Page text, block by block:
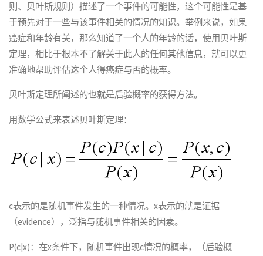
则、贝叶斯规则）描述了一个事件的可能性，这个可能性是基
于预先对于一些与该事件相关的情况的知识。举例来说，如果
癌症和年龄有关，那么知道了一个人的年龄的话，使用贝叶斯
定理，相比于根本不了解关于此人的任何其他信息，就可以更
准确地帮助评估这个人得癌症与否的概率。
贝叶斯定理所阐述的也就是后验概率的获得方法。
用数学公式来表述贝叶斯定理：
c表示的是随机事件发生的一种情况。x表示的就是证据
（evidence），泛指与随机事件相关的因素。
P(c|x)：在x条件下，随机事件出现c情况的概率，（后验概